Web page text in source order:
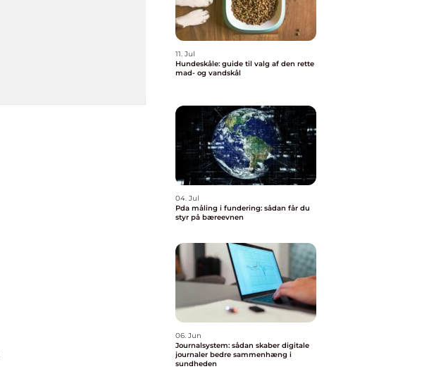
11. Jul
Hundeskåle: guide til valg af den rette
mad- og vandskål
04. Jul
Pda måling i fundering: sådan får du
styr på bæreevnen
06. Jun
Journalsystem: sådan skaber digitale
journaler bedre sammenhæng i
sundheden